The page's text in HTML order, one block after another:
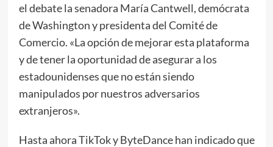
el debate la senadora María Cantwell, demócrata
de Washington y presidenta del Comité de
Comercio. «La opción de mejorar esta plataforma
y de tener la oportunidad de asegurar a los
estadounidenses que no están siendo
manipulados por nuestros adversarios
extranjeros».
Hasta ahora TikTok y ByteDance han indicado que